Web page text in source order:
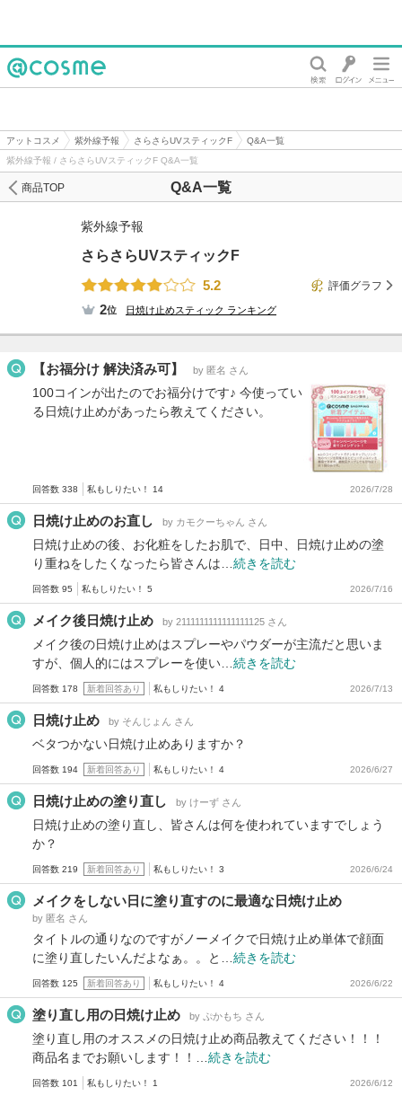
アットコスメ 紫外線予報 さらさらUVスティックF
Q&A一覧
紫外線予報 / さらさらUVスティックF Q&A一覧
Q&A一覧
商品TOP
紫外線予報
さらさらUVスティックF
5.2
評価グラフ
2位 日焼け止めスティック ランキング
【お福分け 解決済み可】 by 匿名 さん
100コインが出たのでお福分けです♪ 今使ってい
る日焼け止めがあったら教えてください。
回答数 338 私もしりたい！ 14 2026/7/28
日焼け止めのお直し by カモクーちゃん さん
日焼け止めの後、お化粧をしたお肌で、日中、日焼け止めの塗
り重ねをしたくなったら皆さんは… 続きを読む
回答数 95 私もしりたい！ 5 2026/7/16
メイク後日焼け止め by 2111111111111111125 さん
メイク後の日焼け止めはスプレーやパウダーが主流だと思いま
すが、個人的にはスプレーを使い… 続きを読む
回答数 178 新着回答あり 私もしりたい！ 4 2026/7/13
日焼け止め by そんじょん さん
ベタつかない日焼け止めありますか？
回答数 194 新着回答あり 私もしりたい！ 4 2026/6/27
日焼け止めの塗り直し by けーず さん
日焼け止めの塗り直し、皆さんは何を使われていますでしょう
か？
回答数 219 新着回答あり 私もしりたい！ 3 2026/6/24
メイクをしない日に塗り直すのに最適な日焼け止め
by 匿名 さん
タイトルの通りなのですがノーメイクで日焼け止め単体で顔面
に塗り直したいんだよなぁ。。と… 続きを読む
回答数 125 新着回答あり 私もしりたい！ 4 2026/6/22
塗り直し用の日焼け止め by ぷかもち さん
塗り直し用のオススメの日焼け止め商品教えてください！！！
商品名までお願いします！！… 続きを読む
回答数 101 私もしりたい！ 1 2026/6/12